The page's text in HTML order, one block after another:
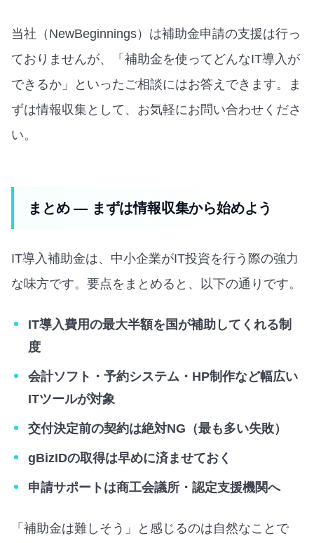
当社（NewBeginnings）は補助金申請の支援は行っ
ておりませんが、「補助金を使ってどんなIT導入が
できるか」といったご相談にはお答えできます。ま
ずは情報収集として、お気軽にお問い合わせくださ
い。
まとめ — まずは情報収集から始めよう
IT導入補助金は、中小企業がIT投資を行う際の強力
な味方です。要点をまとめると、以下の通りです。
IT導入費用の最大半額を国が補助してくれる制
度
会計ソフト・予約システム・HP制作など幅広い
ITツールが対象
交付決定前の契約は絶対NG（最も多い失敗）
gBizIDの取得は早めに済ませておく
申請サポートは商工会議所・認定支援機関へ
「補助金は難しそう」と感じるのは自然なことで